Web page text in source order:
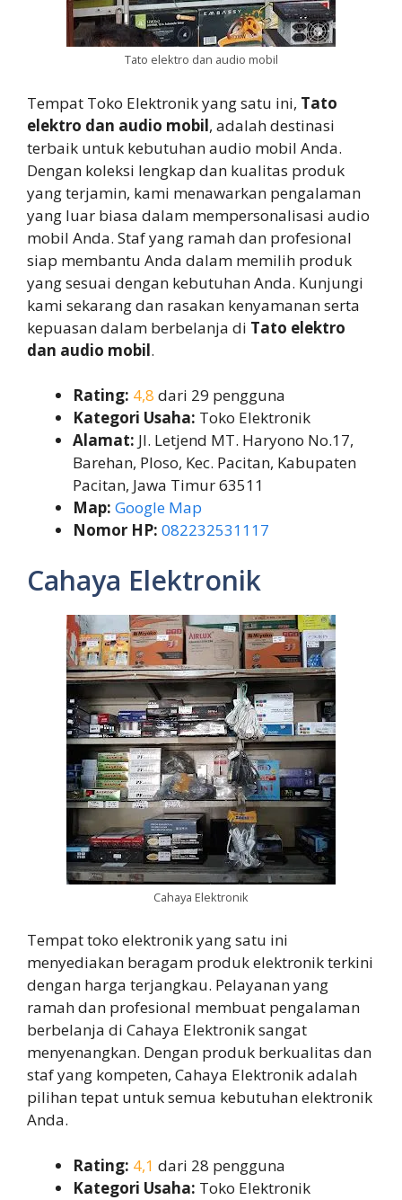
Tato elektro dan audio mobil
Tempat Toko Elektronik yang satu ini, Tato
elektro dan audio mobil, adalah destinasi
terbaik untuk kebutuhan audio mobil Anda.
Dengan koleksi lengkap dan kualitas produk
yang terjamin, kami menawarkan pengalaman
yang luar biasa dalam mempersonalisasi audio
mobil Anda. Staf yang ramah dan profesional
siap membantu Anda dalam memilih produk
yang sesuai dengan kebutuhan Anda. Kunjungi
kami sekarang dan rasakan kenyamanan serta
kepuasan dalam berbelanja di Tato elektro
dan audio mobil.
Rating: 4,8 dari 29 pengguna
Kategori Usaha: Toko Elektronik
Alamat: Jl. Letjend MT. Haryono No.17,
Barehan, Ploso, Kec. Pacitan, Kabupaten
Pacitan, Jawa Timur 63511
Map: Google Map
Nomor HP: 082232531117
Cahaya Elektronik
Cahaya Elektronik
Tempat toko elektronik yang satu ini
menyediakan beragam produk elektronik terkini
dengan harga terjangkau. Pelayanan yang
ramah dan profesional membuat pengalaman
berbelanja di Cahaya Elektronik sangat
menyenangkan. Dengan produk berkualitas dan
staf yang kompeten, Cahaya Elektronik adalah
pilihan tepat untuk semua kebutuhan elektronik
Anda.
Rating: 4,1 dari 28 pengguna
Kategori Usaha: Toko Elektronik